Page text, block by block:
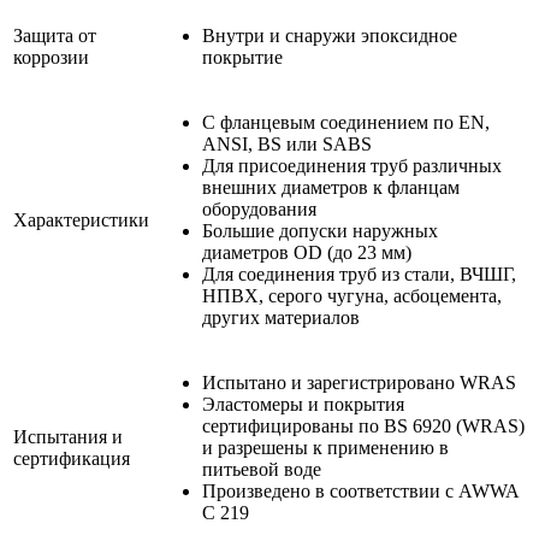
Защита от
коррозии
Внутри и снаружи эпоксидное
покрытие
Характеристики
С фланцевым соединением по EN,
ANSI, BS или SABS
Для присоединения труб различных
внешних диаметров к фланцам
оборудования
Большие допуски наружных
диаметров OD (до 23 мм)
Для соединения труб из стали, ВЧШГ,
НПВХ, серого чугуна, асбоцемента,
других материалов
Испытания и
сертификация
Испытано и зарегистрировано WRAS
Эластомеры и покрытия
сертифицированы по BS 6920 (WRAS)
и разрешены к применению в
питьевой воде
Произведено в соответствии с AWWA
C 219